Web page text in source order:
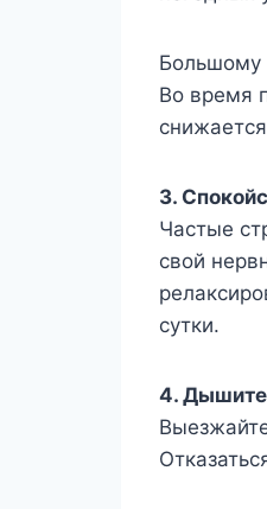
Большому
Во время
3.
Частые
свой
сутки.
4. Дышите